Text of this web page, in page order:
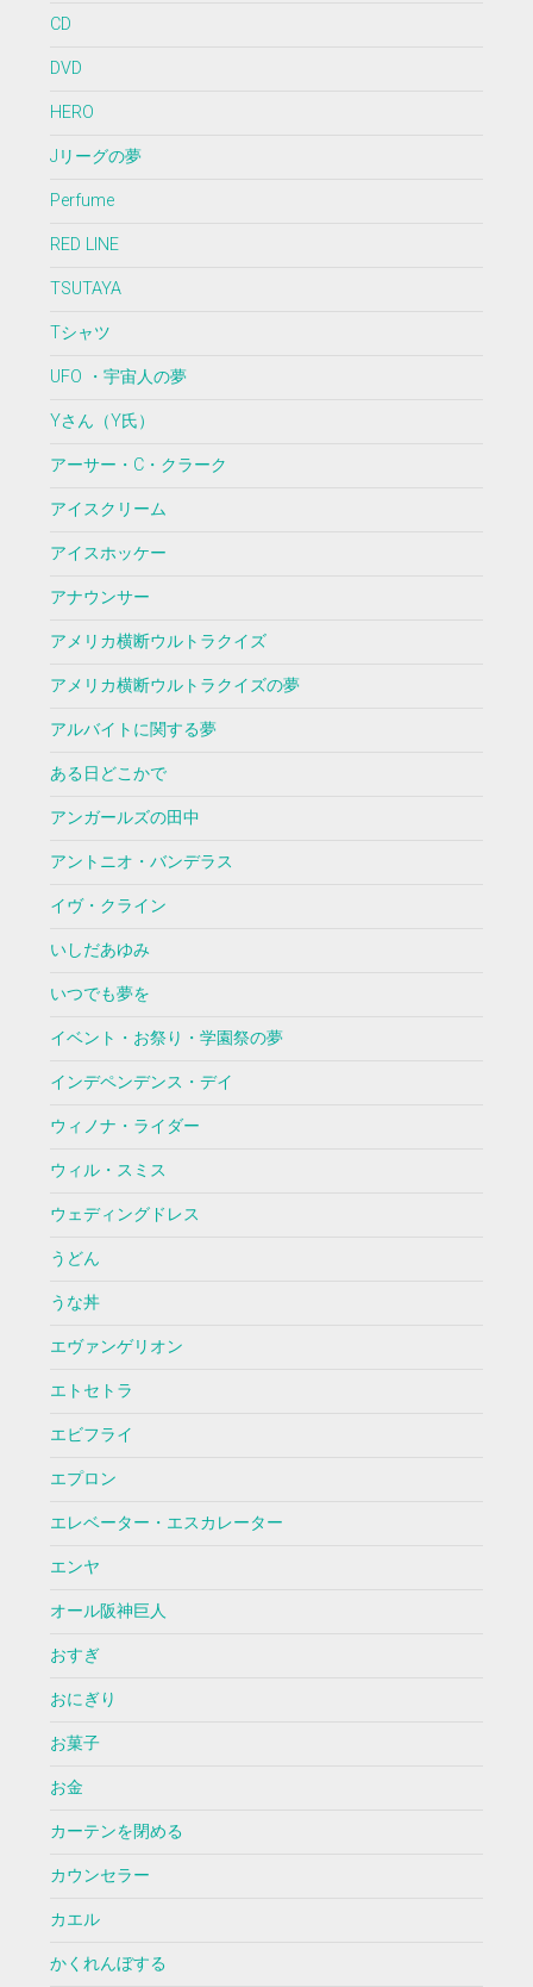
CD
DVD
HERO
Jリーグの夢
Perfume
RED LINE
TSUTAYA
Tシャツ
UFO ・宇宙人の夢
Yさん（Y氏）
アーサー・C・クラーク
アイスクリーム
アイスホッケー
アナウンサー
アメリカ横断ウルトラクイズ
アメリカ横断ウルトラクイズの夢
アルバイトに関する夢
ある日どこかで
アンガールズの田中
アントニオ・バンデラス
イヴ・クライン
いしだあゆみ
いつでも夢を
イベント・お祭り・学園祭の夢
インデペンデンス・デイ
ウィノナ・ライダー
ウィル・スミス
ウェディングドレス
うどん
うな丼
エヴァンゲリオン
エトセトラ
エビフライ
エプロン
エレベーター・エスカレーター
エンヤ
オール阪神巨人
おすぎ
おにぎり
お菓子
お金
カーテンを閉める
カウンセラー
カエル
かくれんぼする